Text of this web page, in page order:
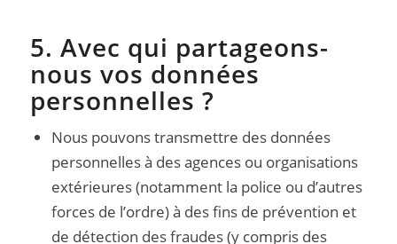
5. Avec qui partageons-
nous vos données
personnelles ?
Nous pouvons transmettre des données
personnelles à des agences ou organisations
extérieures (notamment la police ou d’autres
forces de l’ordre) à des fins de prévention et
de détection des fraudes (y compris des